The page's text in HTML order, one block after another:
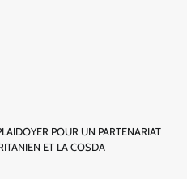
POUR UN PARTENARIAT
ET LA COSDA